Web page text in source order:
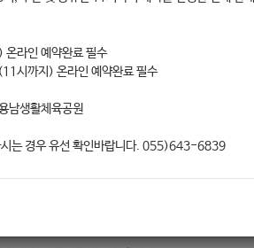
라인 예약완료 필수
시까지) 온라인 예약완료 필수
남생활체육공원
시는 경우 유선 확인바랍니다. 055)643-6839